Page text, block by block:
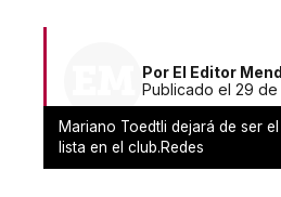
Por El Editor
Publicado el 29 de
Mariano Toedtli dejará de ser
lista en el club.Redes